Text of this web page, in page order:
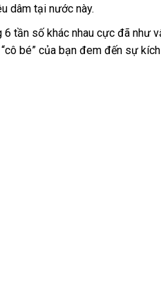
dâm tại nước này.
tần số khác nhau cực chiết
khấu
đã chiết
khấu
như
bé” Đức
của bạn đem đến sự